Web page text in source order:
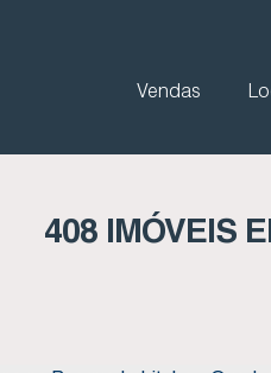
Vendas
408 IMÓVEIS